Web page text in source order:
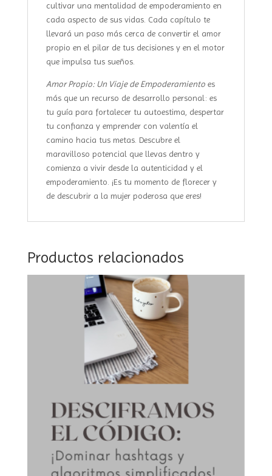
cultivar una mentalidad de empoderamiento en
cada aspecto de sus vidas. Cada capítulo te
llevará un paso más cerca de convertir el amor
propio en el pilar de tus decisiones y en el motor
que impulsa tus sueños.
Amor Propio: Un Viaje de Empoderamientoes
más que un recurso de desarrollo personal: es
tu guía para fortalecer tu autoestima, despertar
tu confianza y emprender con valentía el
camino hacia tus metas. Descubre el
maravilloso potencial que llevas dentro y
comienza a vivir desde la autenticidad y el
empoderamiento. ¡Es tu momento de florecer y
de descubrir a la mujer poderosa que eres!
Productos relacionados